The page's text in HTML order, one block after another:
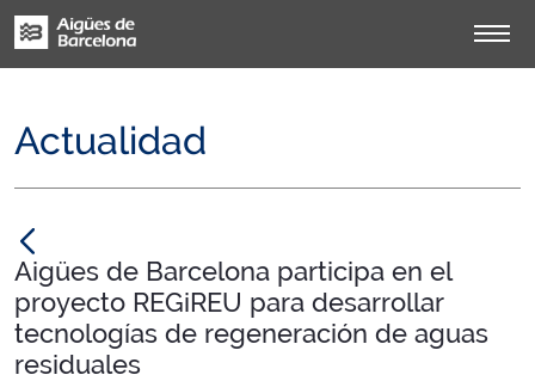
Actualidad
Aigües de Barcelona participa en el
proyecto REGiREU para desarrollar
tecnologías de regeneración de aguas
residuales